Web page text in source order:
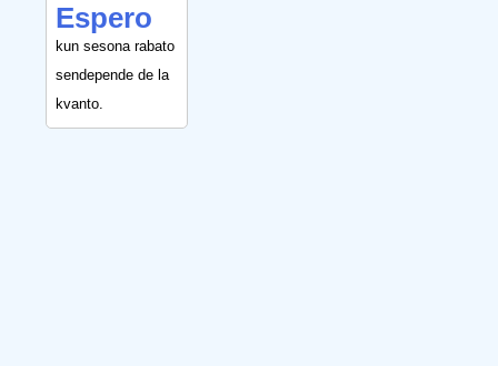
Espero
kun sesona rabato
sendepende de la
kvanto.